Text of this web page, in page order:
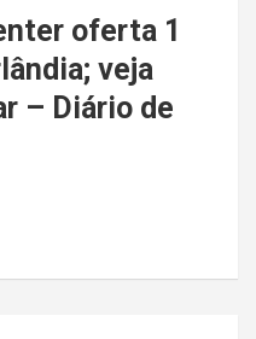
oferta 1
veja
– Diário de